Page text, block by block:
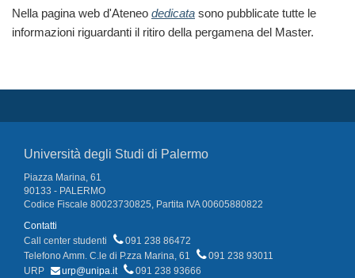
Nella pagina web d'Ateneo dedicata sono pubblicate tutte le
informazioni riguardanti il ritiro della pergamena del Master.
Università degli Studi di Palermo
Piazza Marina, 61
90133 - PALERMO
Codice Fiscale 80023730825, Partita IVA 00605880822
Contatti
Call center studenti
091 238 86472
Telefono Amm. C.le di P.zza Marina, 61
091 238 93011
URP
urp@unipa.it
091 238 93666